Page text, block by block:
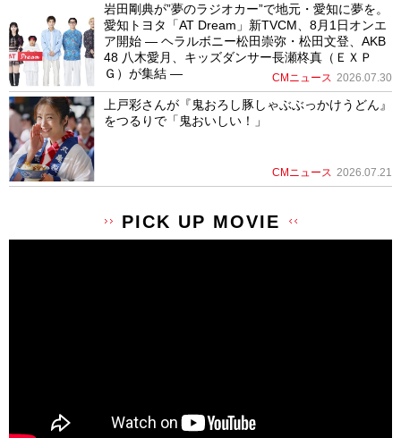
岩田剛典が”夢のラジオカー”で地元・愛知に夢を。
愛知トヨタ「AT Dream」新TVCM、8月1日オンエ
ア開始 ― ヘラルボニー松田崇弥・松田文登、AKB
48 八木愛月、キッズダンサー長瀬柊真（ＥＸＰ
Ｇ）が集結 ―
CMニュース 2026.07.30
上戸彩さんが『鬼おろし豚しゃぶぶっかけうどん』
をつるりで「鬼おいしい！」
CMニュース 2026.07.21
PICK UP MOVIE